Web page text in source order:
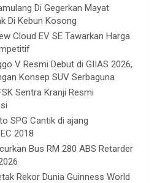
Di Gegerkan Mayat
Di Kebun Kosong
Cloud EV SE Tawarkan Harga
V Resmi Debut di GIIAS 2026,
Konsep SUV Serbaguna
Sentra Kranji Resmi
SPG Cantik di ajang
2018
Bus RM 280 ABS Retarder
Rekor Dunia Guinness World